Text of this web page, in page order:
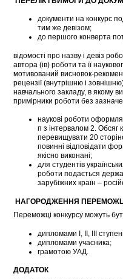
документи на конкурс
тим же девізом;
до першого конверта
відомості про назву і девіз
автора (ів) роботи та її
мотивований висновок-
рецензії (внутрішню і
навчального закладу, в якому
примірники роботи без
наукові роботи
п з інтервалом 2. Обсяг
перевищувати 20
повинні відповідати
якісно виконані;
для студентів
роботи подається
зарубіжних країн –
НАГОРОДЖЕННЯ
Переможці конкурсу можуть
дипломами I, II, III
дипломами учасника;
грамотою УАД.
ДОДАТОК